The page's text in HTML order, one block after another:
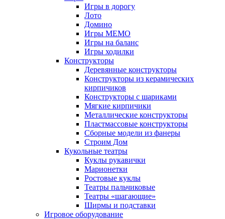
Игры в дорогу
Лото
Домино
Игры МЕМО
Игры на баланс
Игры ходилки
Конструкторы
Деревянные конструкторы
Конструкторы из керамических
кирпичиков
Конструкторы с шариками
Мягкие кирпичики
Металлические конструкторы
Пластмассовые конструкторы
Сборные модели из фанеры
Строим Дом
Кукольные театры
Куклы рукавички
Марионетки
Ростовые куклы
Театры пальчиковые
Театры «шагающие»
Ширмы и подставки
Игровое оборудование